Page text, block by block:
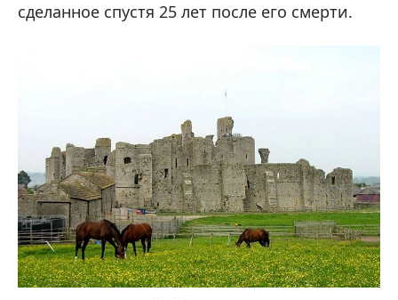
сделанное спустя 25 лет после его смерти.